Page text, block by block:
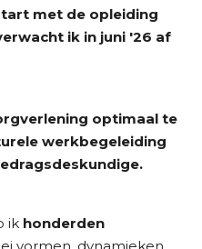
met de opleiding
ik in juni '26 af
optimaal te
werkbegeleiding
ik honderden